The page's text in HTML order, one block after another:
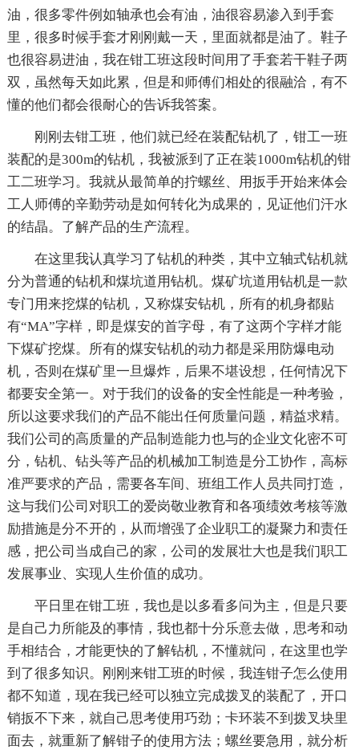
油，很多零件例如轴承也会有油，油很容易渗入到手套
里，很多时候手套才刚刚戴一天，里面就都是油了。鞋子
也很容易进油，我在钳工班这段时间用了手套若干鞋子两
双，虽然每天如此累，但是和师傅们相处的很融洽，有不
懂的他们都会很耐心的告诉我答案。
刚刚去钳工班，他们就已经在装配钻机了，钳工一班
装配的是300m的钻机，我被派到了正在装1000m钻机的钳
工二班学习。我就从最简单的拧螺丝、用扳手开始来体会
工人师傅的辛勤劳动是如何转化为成果的，见证他们汗水
的结晶。了解产品的生产流程。
在这里我认真学习了钻机的种类，其中立轴式钻机就
分为普通的钻机和煤坑道用钻机。煤矿坑道用钻机是一款
专门用来挖煤的钻机，又称煤安钻机，所有的机身都贴
有“MA”字样，即是煤安的首字母，有了这两个字样才能
下煤矿挖煤。所有的煤安钻机的动力都是采用防爆电动
机，否则在煤矿里一旦爆炸，后果不堪设想，任何情况下
都要安全第一。对于我们的设备的安全性能是一种考验，
所以这要求我们的产品不能出任何质量问题，精益求精。
我们公司的高质量的产品制造能力也与的企业文化密不可
分，钻机、钻头等产品的机械加工制造是分工协作，高标
准严要求的产品，需要各车间、班组工作人员共同打造，
这与我们公司对职工的爱岗敬业教育和各项绩效考核等激
励措施是分不开的，从而增强了企业职工的凝聚力和责任
感，把公司当成自己的家，公司的发展壮大也是我们职工
发展事业、实现人生价值的成功。
平日里在钳工班，我也是以多看多问为主，但是只要
是自己力所能及的事情，我也都十分乐意去做，思考和动
手相结合，才能更快的了解钻机，不懂就问，在这里也学
到了很多知识。刚刚来钳工班的时候，我连钳子怎么使用
都不知道，现在我已经可以独立完成拨叉的装配了，开口
销扳不下来，就自己思考使用巧劲；卡环装不到拨叉块里
面去，就重新了解钳子的使用方法；螺丝要急用，就分析